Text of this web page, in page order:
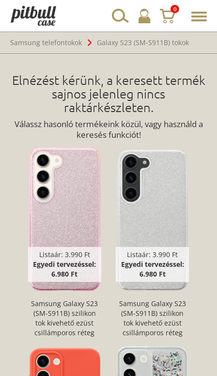
0
Samsung telefontokok
Galaxy S23 (SM-S911B) tokok
Elnézést kérünk, a keresett termék
sajnos jelenleg nincs
raktárkészleten.
Válassz hasonló termékeink közül, vagy használd a
keresés funkciót!
Listaár: 3.990 Ft
Egyedi tervezéssel:
6.980 Ft
Samsung Galaxy S23
(SM-S911B) szilikon
tok kivehető ezüst
csillámporos réteg
Listaár:3.990 Ft
Egyedi tervezéssel:
6.980 Ft
Samsung Galaxy S23
(SM-S911B) szilikon
tok kivehető ezüst
csillámporos réteg